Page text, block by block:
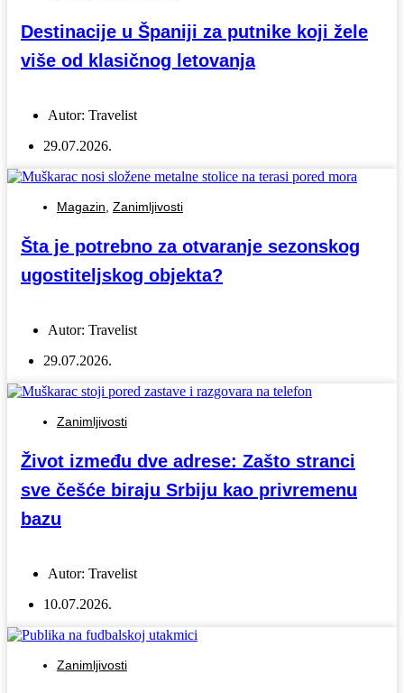
Destinacije u Španiji za putnike koji žele
više od klasičnog letovanja
Autor: Travelist
29.07.2026.
Magazin Zanimljivosti
Šta je potrebno za otvaranje sezonskog
ugostiteljskog objekta?
Autor: Travelist
29.07.2026.
Zanimljivosti
Život između dve adrese: Zašto stranci
sve češće biraju Srbiju kao privremenu
bazu
Autor: Travelist
10.07.2026.
Zanimljivosti